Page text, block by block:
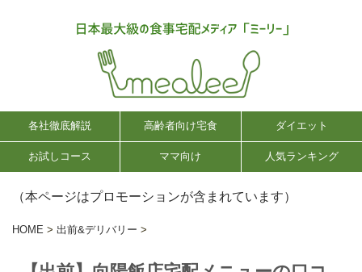
各社徹底解説 高齢者向け宅食 ダイエット
お試しコース ママ向け 人気ランキング
（本ページはプロモーションが含まれています）
HOME > 出前&デリバリー >